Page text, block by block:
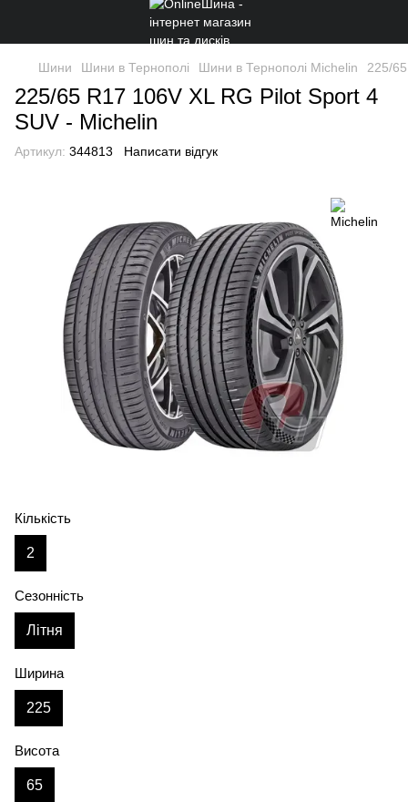
Шини Шини в Тернополі Шини в Тернополі Michelin 225/
225/65 R17 106V XL RG Pilot Sport 4
SUV - Michelin
Артикул: 344813 Написати відгук
Кількість
2
Сезонність
Літня
Ширина
225
Висота
65